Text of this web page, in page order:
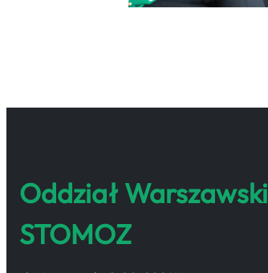
Oddział Warszawski
STOMOZ